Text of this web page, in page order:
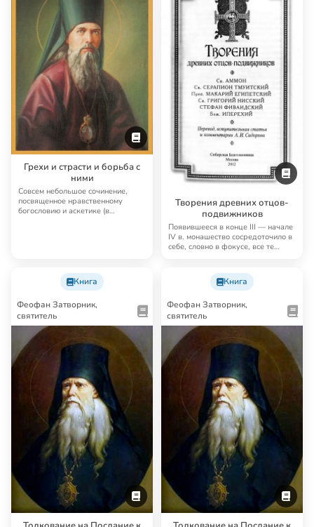
Грехи и страсти и борьба с
ними
Совсем небольшое сочинение,
посвященное нравственному
богословию и аскетике (в
Творения древних отцов-
подвижников
Появившееся в конце III — начале
IV в. монашество сосредоточило в
себе, словно в фокусе, все те
Книга
Феофан Затворник,
святитель
Книга
Феофан Затворник,
святитель